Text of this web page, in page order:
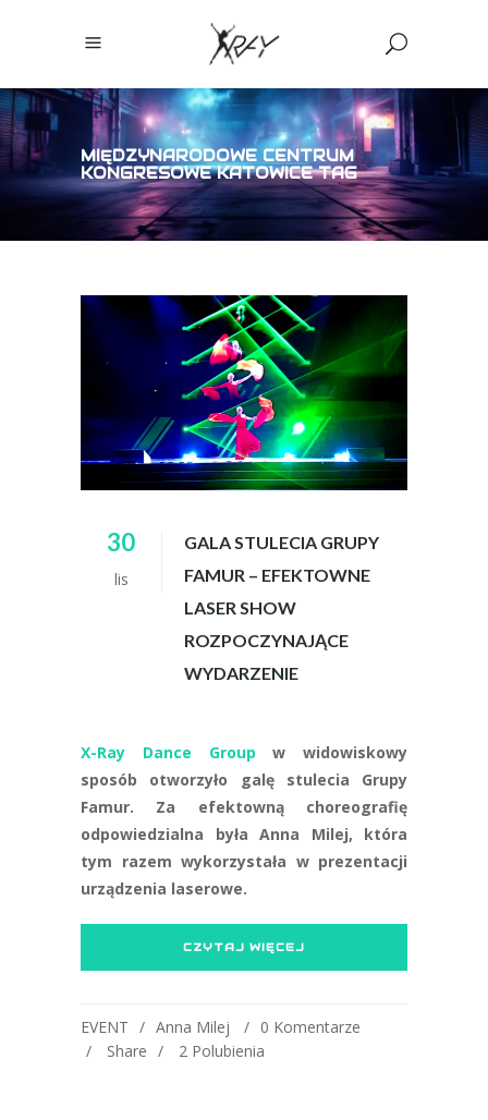
MIĘDZYNARODOWE CENTRUM
KONGRESOWE KATOWICE TAG
30
lis
GALA STULECIA GRUPY
FAMUR – EFEKTOWNE
LASER SHOW
ROZPOCZYNAJĄCE
WYDARZENIE
X-Ray Dance Group w widowiskowy
sposób otworzyło galę stulecia Grupy
Famur. Za efektowną choreografię
odpowiedzialna była Anna Milej, która
tym razem wykorzystała w prezentacji
urządzenia laserowe.
CZYTAJ WIĘCEJ
EVENT Anna Milej
0 Komentarze
Share
2 Polubienia